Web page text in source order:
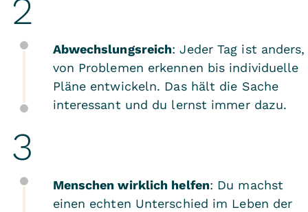
Abwechslungsreich: Jeder Tag ist anders,
von Problemen erkennen bis individuelle
Pläne entwickeln. Das hält die Sache
interessant und du lernst immer dazu.
Menschen wirklich helfen: Du machst
einen echten Unterschied im Leben der